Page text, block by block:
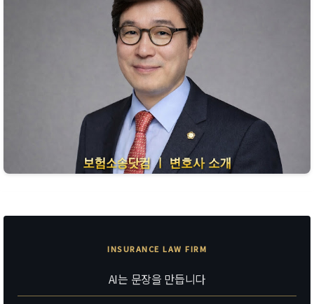
INSURANCE LAW FIRM
AI는 문장을 만듭니다